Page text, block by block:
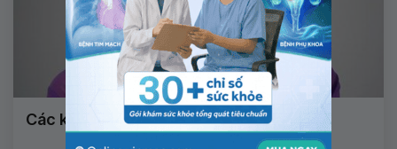
Các khối u xương hàm ác tính